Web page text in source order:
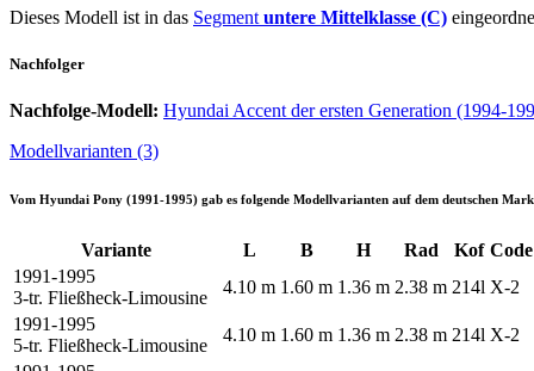
Dieses Modell ist in das Segment untere Mittelklasse (C)
Nachfolger
Nachfolge-Modell: Hyundai Accent der ersten Generation (1994-
Modellvarianten (3)
Vom Hyundai Pony (1991-1995) gab es folgende Modellvarianten auf dem deutschen
Variante L B H Rad Kof Code
1991-1995
3-tr. Fließheck-Limousine
4.10 m 1.60 m 1.36 m 2.38 m 214l X-2
1991-1995
5-tr. Fließheck-Limousine
4.10 m 1.60 m 1.36 m 2.38 m 214l X-2